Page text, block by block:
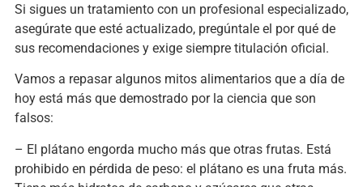
Si sigues un tratamiento con un profesional especializado,
asegúrate que esté actualizado, pregúntale el por qué de
sus recomendaciones y exige siempre titulación oficial.
Vamos a repasar algunos mitos alimentarios que a día de
hoy está más que demostrado por la ciencia que son
falsos:
– El plátano engorda mucho más que otras frutas. Está
prohibido en pérdida de peso: el plátano es una fruta más.